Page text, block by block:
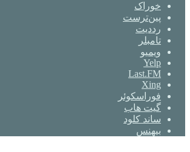
خوراک
‫پین‌ترست
‫رددیت
‫تامبلر
ویمیو
Yelp
Last.FM
Xing
فوراسکوئر
گیت ‌هاب
ساند کلود
بیهنس